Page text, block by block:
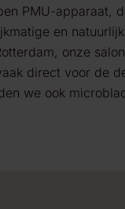
PMU-apparaat,
en
, onze
direct voor de
we ook